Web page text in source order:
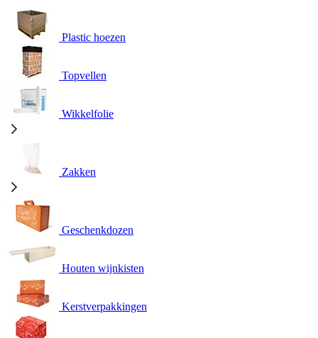
Plastic hoezen
Topvellen
Wikkelfolie
Zakken
Geschenkdozen
Houten wijnkisten
Kerstverpakkingen